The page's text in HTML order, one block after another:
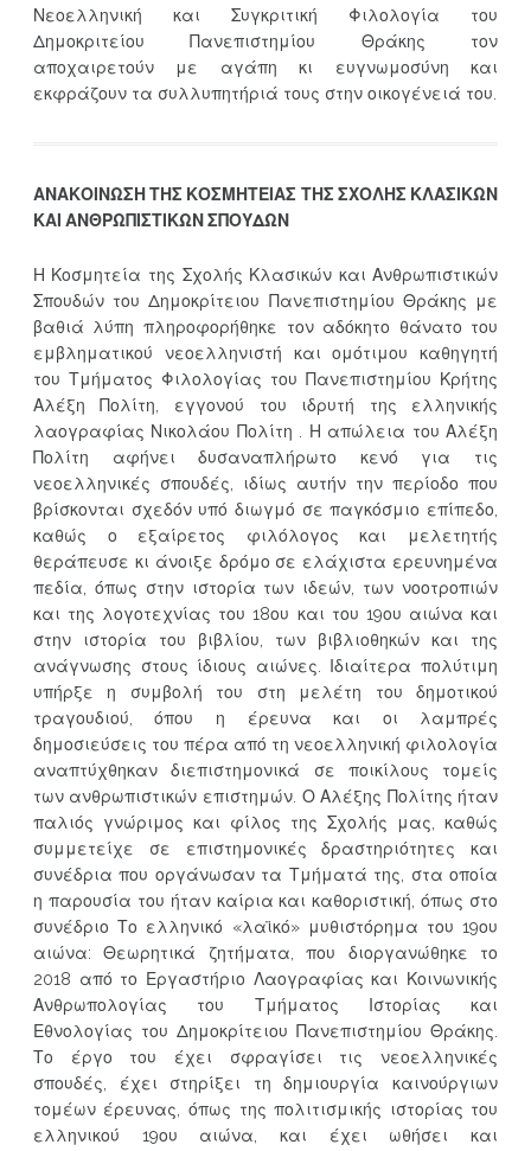
Νεοελληνική και Συγκριτική Φιλολογία του
Δημοκριτείου Πανεπιστημίου Θράκης τον
αποχαιρετούν με αγάπη κι ευγνωμοσύνη και
εκφράζουν τα συλλυπητήριά τους στην οικογένειά του.
ΑΝΑΚΟΙΝΩΣΗ ΤΗΣ ΚΟΣΜΗΤΕΙΑΣ ΤΗΣ ΣΧΟΛΗΣ ΚΛΑΣΙΚΩΝ
ΚΑΙ ΑΝΘΡΩΠΙΣΤΙΚΩΝ ΣΠΟΥΔΩΝ
Η Κοσμητεία της Σχολής Κλασικών και Ανθρωπιστικών
Σπουδών του Δημοκρίτειου Πανεπιστημίου Θράκης με
βαθιά λύπη πληροφορήθηκε τον αδόκητο θάνατο του
εμβληματικού νεοελληνιστή και ομότιμου καθηγητή
του Τμήματος Φιλολογίας του Πανεπιστημίου Κρήτης
Αλέξη Πολίτη, εγγονού του ιδρυτή της ελληνικής
λαογραφίας Νικολάου Πολίτη . Η απώλεια του Αλέξη
Πολίτη αφήνει δυσαναπλήρωτο κενό για τις
νεοελληνικές σπουδές, ιδίως αυτήν την περίοδο που
βρίσκονται σχεδόν υπό διωγμό σε παγκόσμιο επίπεδο,
καθώς ο εξαίρετος φιλόλογος και μελετητής
θεράπευσε κι άνοιξε δρόμο σε ελάχιστα ερευνημένα
πεδία, όπως στην ιστορία των ιδεών, των νοοτροπιών
και της λογοτεχνίας του 18ου και του 19ου αιώνα και
στην ιστορία του βιβλίου, των βιβλιοθηκών και της
ανάγνωσης στους ίδιους αιώνες. Ιδιαίτερα πολύτιμη
υπήρξε η συμβολή του στη μελέτη του δημοτικού
τραγουδιού, όπου η έρευνα και οι λαμπρές
δημοσιεύσεις του πέρα από τη νεοελληνική φιλολογία
αναπτύχθηκαν διεπιστημονικά σε ποικίλους τομείς
των ανθρωπιστικών επιστημών. Ο Αλέξης Πολίτης ήταν
παλιός γνώριμος και φίλος της Σχολής μας, καθώς
συμμετείχε σε επιστημονικές δραστηριότητες και
συνέδρια που οργάνωσαν τα Τμήματά της, στα οποία
η παρουσία του ήταν καίρια και καθοριστική, όπως στο
συνέδριο Το ελληνικό «λαϊκό» μυθιστόρημα του 19ου
αιώνα: Θεωρητικά ζητήματα, που διοργανώθηκε το
2018 από το Εργαστήριο Λαογραφίας και Κοινωνικής
Ανθρωπολογίας του Τμήματος Ιστορίας και
Εθνολογίας του Δημοκρίτειου Πανεπιστημίου Θράκης.
Το έργο του έχει σφραγίσει τις νεοελληνικές
σπουδές, έχει στηρίξει τη δημιουργία καινούργιων
τομέων έρευνας, όπως της πολιτισμικής ιστορίας του
ελληνικού 19ου αιώνα, και έχει ωθήσει και